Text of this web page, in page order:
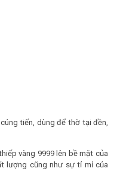
tiến, dùng để thờ tại đền,
vàng 9999 lên bề mặt của
lượng cũng như sự tỉ mỉ của